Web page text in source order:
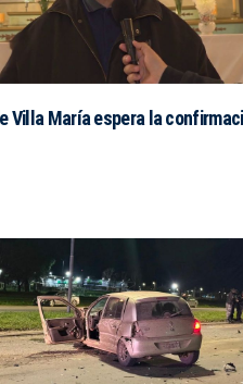
Villa María espera la